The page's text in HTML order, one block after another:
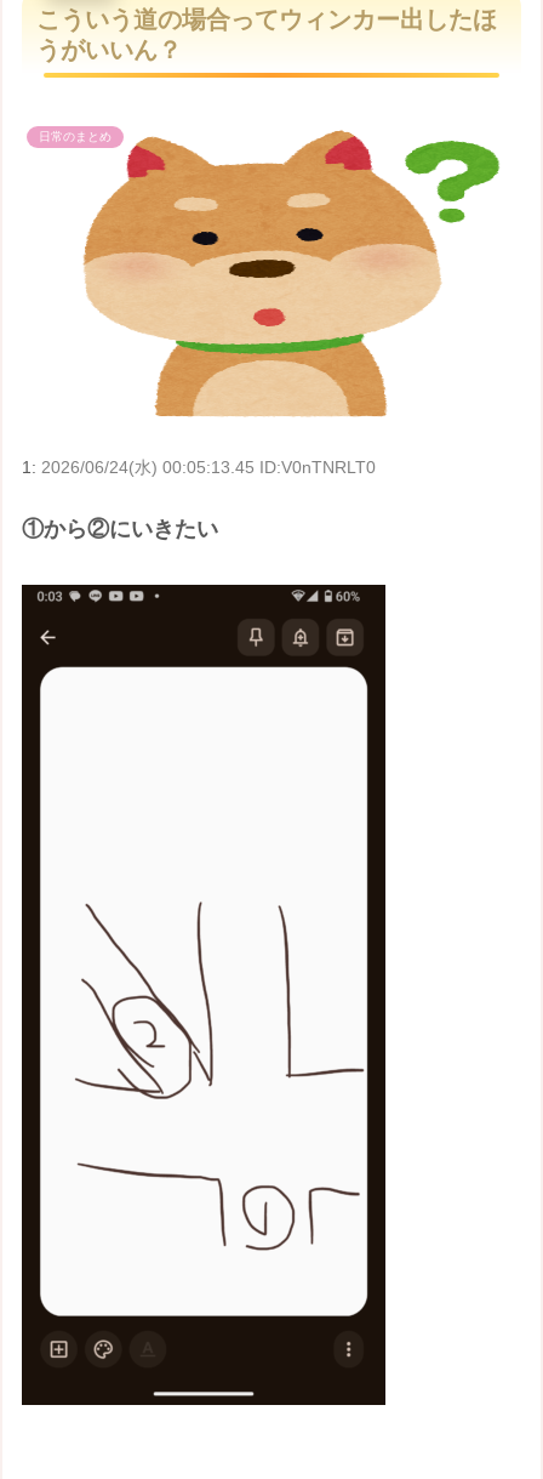
u
t
こういう道の場合ってウィンカー出したほ
うがいいん？
日常のまとめ
1: 2026/06/24(水) 00:05:13.45 ID:V0nTNRLT0
①から②にいきたい